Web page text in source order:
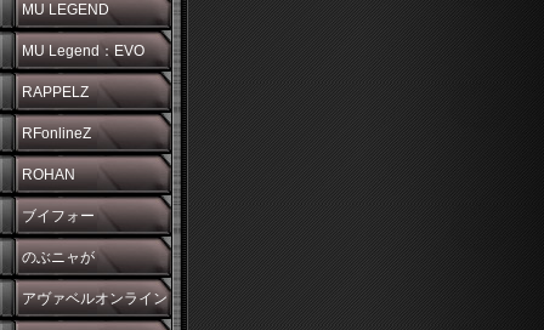
MU LEGEND
MU Legend：EVO
RAPPELZ
RFonlineZ
ROHAN
ブイフォー
のぶニャが
アヴァベルオンライン